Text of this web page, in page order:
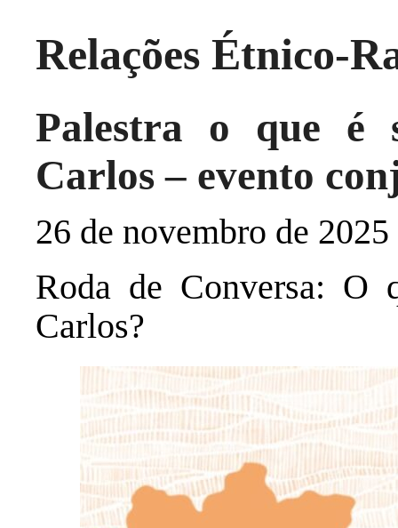
Relações Étnico-
Palestra o que é
Carlos – evento
26 de novembro de 2025
Roda de Conversa: O
Carlos?